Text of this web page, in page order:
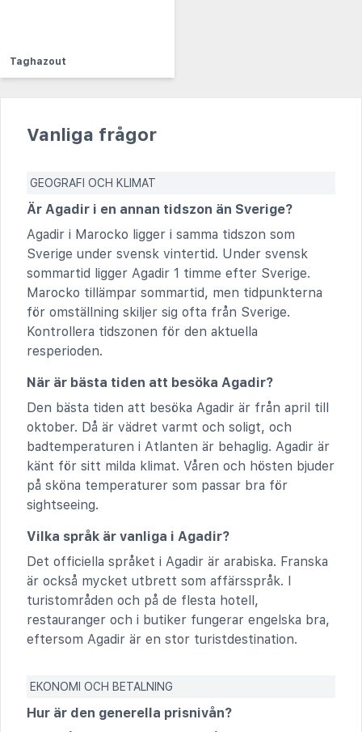
Taghazout
Vanliga frågor
GEOGRAFI OCH KLIMAT
Är Agadir i en annan tidszon än Sverige?
Agadir i Marocko ligger i samma tidszon som
Sverige under svensk vintertid. Under svensk
sommartid ligger Agadir 1 timme efter Sverige.
Marocko tillämpar sommartid, men tidpunkterna
för omställning skiljer sig ofta från Sverige.
Kontrollera tidszonen för den aktuella
resperioden.
När är bästa tiden att besöka Agadir?
Den bästa tiden att besöka Agadir är från april till
oktober. Då är vädret varmt och soligt, och
badtemperaturen i Atlanten är behaglig. Agadir är
känt för sitt milda klimat. Våren och hösten bjuder
på sköna temperaturer som passar bra för
sightseeing.
Vilka språk är vanliga i Agadir?
Det officiella språket i Agadir är arabiska. Franska
är också mycket utbrett som affärsspråk. I
turistområden och på de flesta hotell,
restauranger och i butiker fungerar engelska bra,
eftersom Agadir är en stor turistdestination.
EKONOMI OCH BETALNING
Hur är den generella prisnivån?